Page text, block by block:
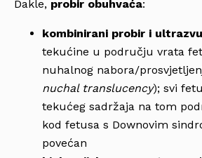
Dakle, probir obuhvaća:
kombinirani probir i
tekućine u području vrata
nuhalnog nabora/
nuchal translucency); svi
tekućeg sadržaja na tom
kod fetusa s Downovim
povećan